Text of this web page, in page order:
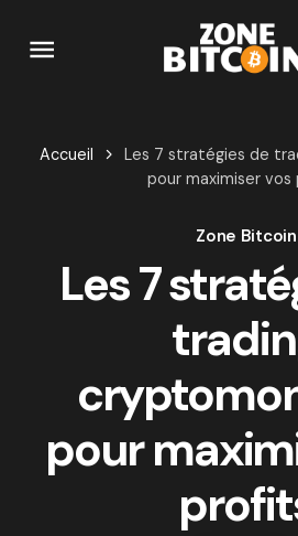
Accueil
Les 7 stratégies de
pour maximiser vos
Zone Bitcoin
Les 7
pour